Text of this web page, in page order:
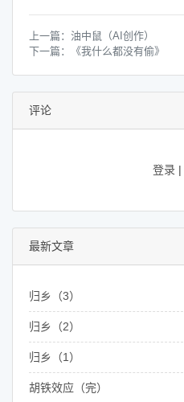
上一篇： 油中鼠（AI创作）
下一篇：
《我什么都没有偷》
评论
登录 |
最新文章
归乡（3）
归乡（2）
归乡（1）
胡铁效应（完）